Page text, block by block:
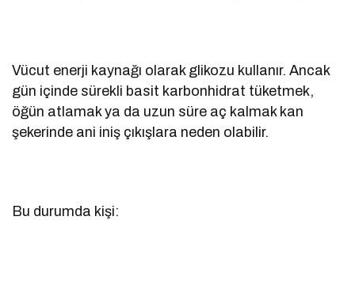
Vücut enerji kaynağı olarak glikozu kullanır. Ancak
gün içinde sürekli basit karbonhidrat tüketmek,
öğün atlamak ya da uzun süre aç kalmak kan
şekerinde ani iniş çıkışlara neden olabilir.
Bu durumda kişi: